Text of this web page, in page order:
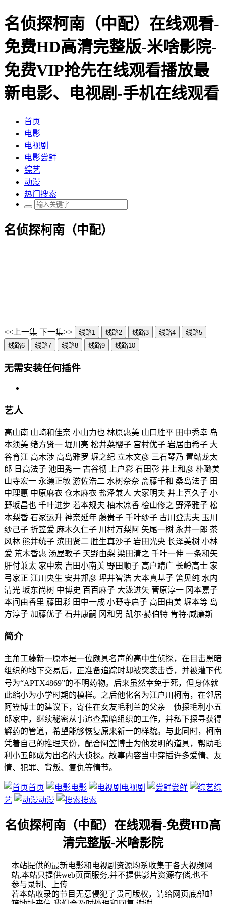
名侦探柯南（中配）在线观看-
免费HD高清完整版-米啥影院-
免费VIP抢先在线观看播放最
新电影、电视剧-手机在线观看
首页
电影
电视剧
电影尝鲜
综艺
动漫
热门搜索
名侦探柯南（中配）
<<上一集 下一集>> 线路1 线路2 线路3 线路4
线路5
线路6
线路7 线路8 线路9 线路10
无需安装任何插件
艺人
高山南 山崎和佳奈 小山力也 林原惠美 山口胜平 田中秀幸 岛
本须美 绪方贤一 堀川亮 松井菜樱子 宫村优子 岩居由希子 大
谷育江 高木涉 高岛雅罗 堀之纪 立木文彦 三石琴乃 置鲇龙太
郎 日高法子 池田秀一 古谷彻 上户彩 石田彰 井上和彦 朴璐美
山寺宏一 永濑正敏 游佐浩二 水树奈奈 斋藤千和 桑岛法子 田
中理惠 中原麻衣 仓木麻衣 盐泽兼人 大冢明夫 井上喜久子 小
野坂昌也 千叶进步 若本规夫 柚木凉香 桧山修之 野泽雅子 松
本梨香 石冢运升 神奈延年 藤贵子 千叶纱子 古川登志夫 玉川
纱己子 折笠爱 麻木久仁子 川村万梨阿 矢尾一树 永井一郎 茶
风林 熊井统子 滨田贤二 胜生真沙子 岩田光央 长泽美树 小林
爱 荒木香惠 汤屋敦子 天野由梨 梁田清之 千叶一伸 一条和矢
肝付兼太 家中宏 吉田小南美 野田顺子 高户靖广 长嶝高士 家
弓家正 江川央生 安井邦彦 坪井智浩 大本真基子 筈见纯 水内
清光 坂东尚树 中博史 百百麻子 大泷进矢 菅原淳一 冈本嘉子
本间由香里 藤田彩 田中一成 小野寺启子 高田由美 堀本等 岛
方淳子 加藤优子 石井康嗣 冈和男 凯尔·赫伯特 肯特·威廉斯
简介
主角工藤新一原本是一位颇具名声的高中生侦探，在目击黑暗
组织的地下交易后，正准备追踪时却被突袭击昏，并被灌下代
号为“APTX4869”的不明药物。后来虽然幸免于死，但身体就
此缩小为小学时期的模样。之后他化名为江户川柯南，在邻居
阿笠博士的建议下，寄住在女友毛利兰的父亲—侦探毛利小五
郎家中，继续秘密从事追查黑暗组织的工作，并私下探寻获得
解药的管道，希望能够恢复原来新一的样貌。与此同时，柯南
凭着自己的推理天份，配合阿笠博士为他发明的道具，帮助毛
利小五郎成为出名的大侦探。故事内容当中穿插许多爱情、友
情、犯罪、背叛、复仇等情节。
首页 电影 电视剧 尝鲜
综
艺
动漫 搜索
名侦探柯南（中配）在线观看-免费HD高
清完整版-米啥影院
本站提供的最新电影和电视剧资源均系收集于各大视频网
站,本站只提供web页面服务,并不提供影片资源存储,也不
参与录制、上传
若本站收录的节目无意侵犯了贵司版权，请给网页底部邮